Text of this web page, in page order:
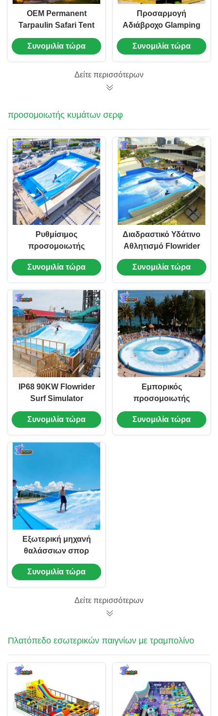
OEM Permanent
Tarpaulin Safari Tent
Glamping Resort
Ξενοδοχείο Δωμάτιο
Συνομιλία τώρα
Προσαρμογή
Αδιάβροχο Glamping
Resort Tent Hotel
Safari Με Γυάλινα
Συνομιλία τώρα
Δείτε περισσότερων
προσομοιωτής κυμάτων σερφ
Ρυθμίσιμος
προσομοιωτής
κύματος σέρφινγκ
Aqua Play Surfing
Συνομιλία τώρα
Διαδραστικό Υδάτινο
Αθλητισμό Flowrider
Double Wave
Simulator Machine
Συνομιλία τώρα
IP68 90KW Flowrider
Surf Simulator
Εσωτερική Μηχανή
Προσαρμοσμένη
Συνομιλία τώρα
Εμπορικός
προσομοιωτής
κύματος 360 °
Flowrider Machine
Συνομιλία τώρα
Εξωτερική μηχανή
θαλάσσιων σπορ
Flowrider Surf Wave
Simulator με 5 αντλίες
Συνομιλία τώρα
Δείτε περισσότερων
Πλατόπεδο εσωτερικών παιγνίων με τραμπολίνο